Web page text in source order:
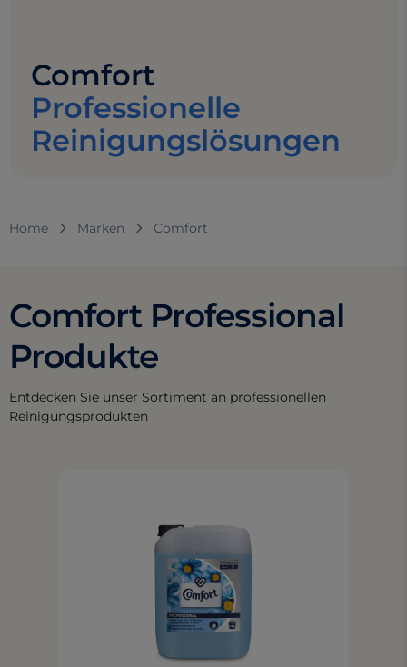
Comfort
Professionelle
Reinigungslösungen
Home Marken Comfort
Comfort Professional
Produkte
Entdecken Sie unser Sortiment an professionellen
Reinigungsprodukten